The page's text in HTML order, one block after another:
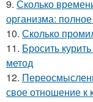
9. Сколько
организма:
10. Сколько
11. Бросить
метод
12.
свое отношение к